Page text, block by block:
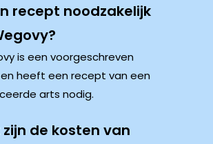
recept noodzakelijk
is een voorgeschreven
heeft een recept van een
arts nodig.
zijn de kosten van